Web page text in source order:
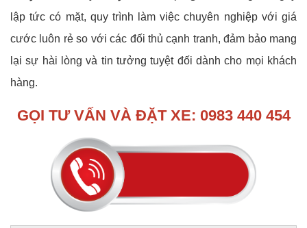
lập tức có mặt, quy trình làm việc chuyên nghiệp với giá
cước luôn rẻ so với các đối thủ cạnh tranh, đảm bảo mang
lại sự hài lòng và tin tưởng tuyệt đối dành cho mọi khách
hàng.
GỌI TƯ VẤN VÀ ĐẶT XE: 0983 440 454